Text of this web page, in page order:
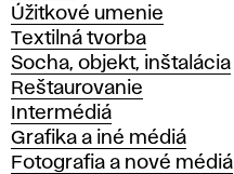
Úžitkové umenie
Textilná tvorba
Socha, objekt, inštalácia
Reštaurovanie
Intermédiá
Grafika a iné médiá
Fotografia a nové médiá